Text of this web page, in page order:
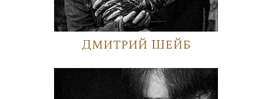
Дмитрий Шейб